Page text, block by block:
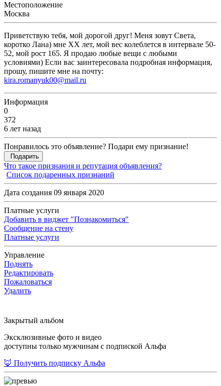
Местоположение
Москва
Приветствую тебя, мой дорогой друг! Меня зовут Света,
коротко Лана) мне XX лет, мой вес колеблется в интервале 50-
52, мой рост 165. Я продаю любые вещи с любыми
условиями) Если вас заинтересовала подробная информация,
прошу, пишите мне на почту:
kira.romanyuk00@mail.ru
Информация
0
372
6 лет назад
Понравилось это объявление? Подари ему признание!
Подарить
Что такое признания и репутация объявления?
Список подаренных признаний
Дата создания 09 января 2020
Платные услуги
Добавить в виджет "Познакомиться"
Сообщение на стену
Платные услуги
Управление
Поднять
Редактировать
Пожаловаться
Удалить
Закрытый альбом
Эксклюзивные фото и видео
доступны только мужчинам с подпиской Альфа
🦊 Получить подписку Альфа